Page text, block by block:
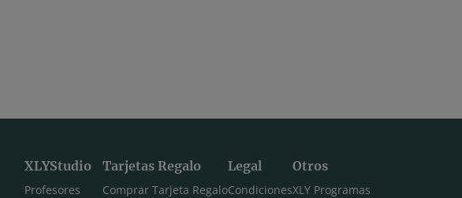
XLYStudio
Profesores
Tarjetas Regalo
Comprar Tarjeta Regalo
Legal
Condiciones
Otros
XLY Programas